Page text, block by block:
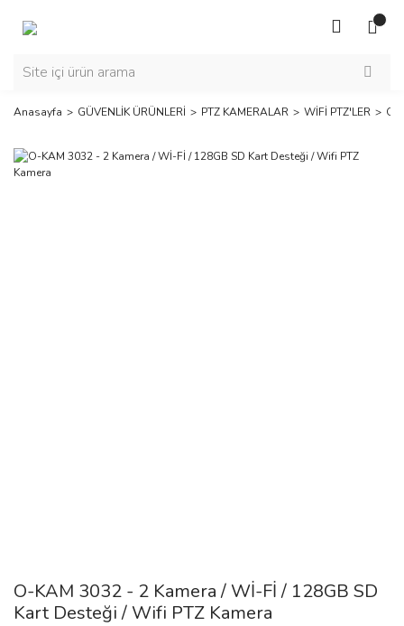
Anasayfa GÜVENLİK ÜRÜNLERİ PTZ KAMERALAR WİFİ PTZ'LER O-
O-KAM 3032 - 2 Kamera / Wİ-Fİ / 128GB SD
Kart Desteği / Wifi PTZ Kamera